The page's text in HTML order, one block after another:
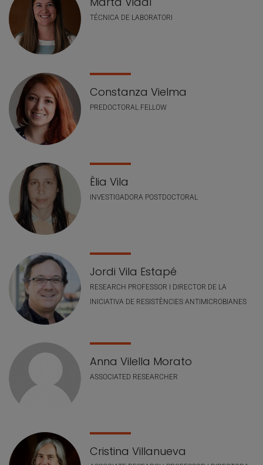
TÉCNICA DE LABORATORI
Constanza Vielma
PREDOCTORAL FELLOW
Èlia Vila
INVESTIGADORA POSTDOCTORAL
Jordi Vila Estapé
RESEARCH PROFESSOR I DIRECTOR DE LA
INICIATIVA DE RESISTÈNCIES ANTIMICROBIANES
Anna Vilella Morato
ASSOCIATED RESEARCHER
Cristina Villanueva